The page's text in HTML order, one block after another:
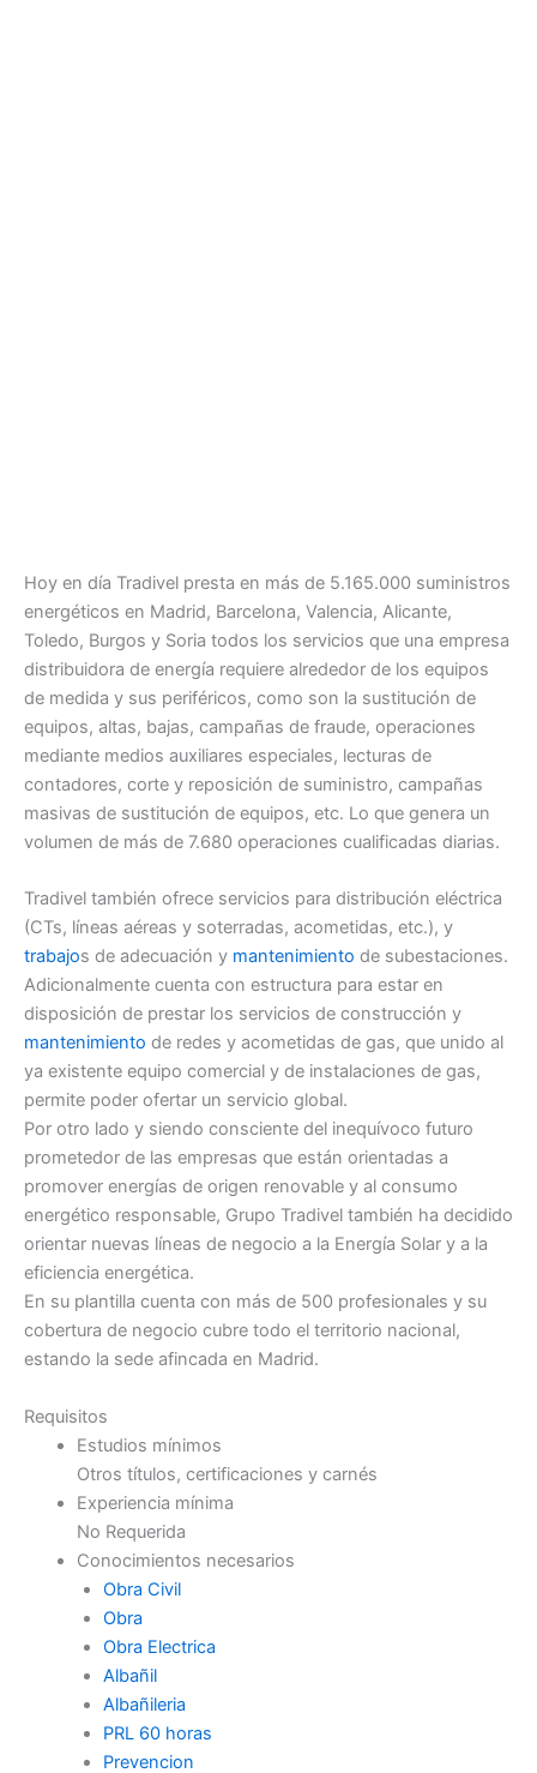
Hoy en día Tradivel presta en más de 5.165.000 suministros
energéticos en Madrid, Barcelona, Valencia, Alicante,
Toledo, Burgos y Soria todos los servicios que una empresa
distribuidora de energía requiere alrededor de los equipos
de medida y sus periféricos, como son la sustitución de
equipos, altas, bajas, campañas de fraude, operaciones
mediante medios auxiliares especiales, lecturas de
contadores, corte y reposición de suministro, campañas
masivas de sustitución de equipos, etc. Lo que genera un
volumen de más de 7.680 operaciones cualificadas diarias.
Tradivel también ofrece servicios para distribución eléctrica
(CTs, líneas aéreas y soterradas, acometidas, etc.), y
trabajos de adecuación y mantenimiento de subestaciones.
Adicionalmente cuenta con estructura para estar en
disposición de prestar los servicios de construcción y
mantenimiento de redes y acometidas de gas, que unido al
ya existente equipo comercial y de instalaciones de gas,
permite poder ofertar un servicio global.
Por otro lado y siendo consciente del inequívoco futuro
prometedor de las empresas que están orientadas a
promover energías de origen renovable y al consumo
energético responsable, Grupo Tradivel también ha decidido
orientar nuevas líneas de negocio a la Energía Solar y a la
eficiencia energética.
En su plantilla cuenta con más de 500 profesionales y su
cobertura de negocio cubre todo el territorio nacional,
estando la sede afincada en Madrid.
Requisitos
Estudios mínimos
Otros títulos, certificaciones y carnés
Experiencia mínima
No Requerida
Conocimientos necesarios
Obra Civil
Obra
Obra Electrica
Albañil
Albañileria
PRL 60 horas
Prevencion